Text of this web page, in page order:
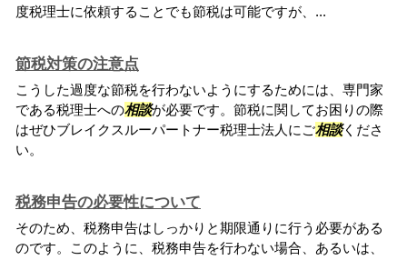
度税理士に依頼することでも節税は可能ですが、...
節税対策の注意点
こうした過度な節税を行わないようにするためには、専門家
である税理士への相談が必要です。節税に関してお困りの際
はぜひブレイクスルーパートナー税理士法人にご相談くださ
い。
税務申告の必要性について
そのため、税務申告はしっかりと期限通りに行う必要がある
のです。このように、税務申告を行わない場合、あるいは、